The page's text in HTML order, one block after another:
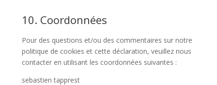
10. Coordonnées
Pour des questions et/ou des commentaires sur notre
politique de cookies et cette déclaration, veuillez nous
contacter en utilisant les coordonnées suivantes :
sebastien tapprest